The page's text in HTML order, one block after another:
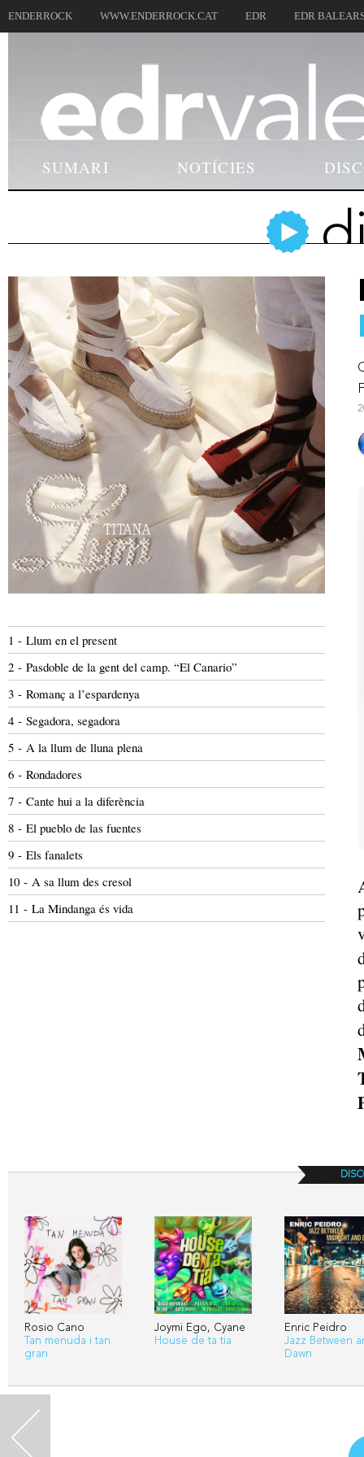
ENDERROCK WWW.ENDERROCK.CAT EDR EDR
SUMARI NOTÍCIES
<
1 - Llum en el present
2 - Pasdoble de la gent del camp. “El Canario”
3 - Romanç a l’espardenya
4 - Segadora, segadora
5 - A la llum de lluna plena
6 - Rondadores
7 - Cante hui a la diferència
8 - El pueblo de las fuentes
9 - Els fanalets
10 - A sa llum des cresol
11 - La Mindanga és vida
Rosio Cano
Tan menuda i tan
gran
Joymi Ego, Cyane
House de ta tia
Enric Peidro
Jazz Between
Dawn